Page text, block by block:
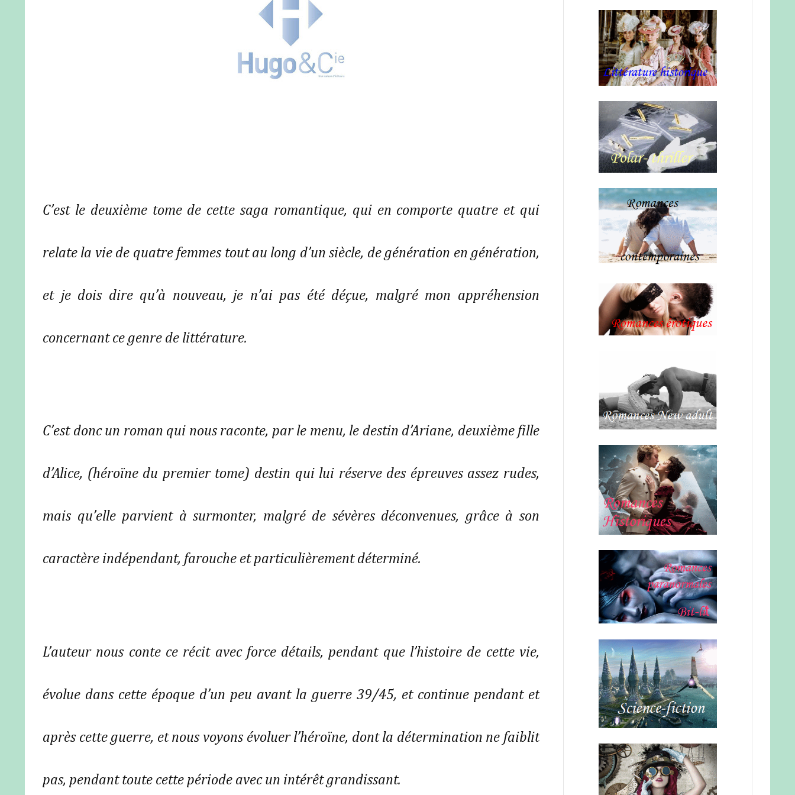
C’est le deuxième tome de cette saga romantique, qui en comporte quatre et qui
relate la vie de quatre femmes tout au long d’un siècle, de génération en génération,
et je dois dire qu’à nouveau, je n’ai pas été déçue, malgré mon appréhension
concernant ce genre de littérature.
C’est donc un roman qui nous raconte, par le menu, le destin d’Ariane, deuxième fille
d’Alice, (héroïne du premier tome) destin qui lui réserve des épreuves assez rudes,
mais qu’elle parvient à surmonter, malgré de sévères déconvenues, grâce à son
caractère indépendant, farouche et particulièrement déterminé.
L’auteur nous conte ce récit avec force détails, pendant que l’histoire de cette vie,
évolue dans cette époque d’un peu avant la guerre 39/45, et continue pendant et
après cette guerre, et nous voyons évoluer l’héroïne, dont la détermination ne faiblit
pas, pendant toute cette période avec un intérêt grandissant.